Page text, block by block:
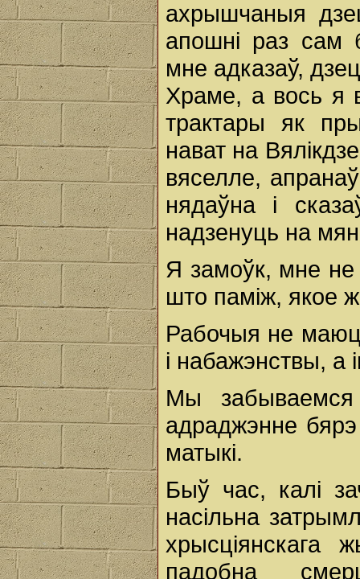
ахрышчаныя
апошні раз сам
мне адказаў,
Храме, а вось я
трактары як
нават на
вяселле,
нядаўна і
надзенуць на
Я замоўк, мне
што паміж, якое
Рабочыя не
і набажэнствы, а
Мы забываемся
адраджэнне
матыкі.
Быў час, калі
насільна
хрысціянскага
падобна